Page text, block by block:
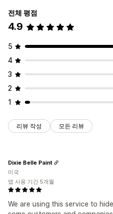
전체 평점
4.9
5
4
3
2
1
리뷰 작성 모든 리뷰
We are using this service to
Dixie Belle Paint
미국
앱 사용 기간 5개월